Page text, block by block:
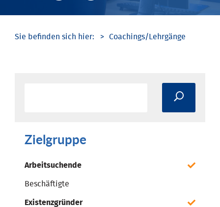
Coachings/­Lehrgänge
Zielgruppe
Arbeitsuchende
Beschäftigte
Existenzgründer